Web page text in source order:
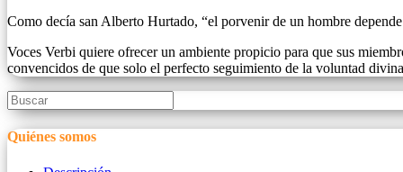
Como decía san Alberto Hurtado, “el porvenir de un hombre
Voces Verbi quiere ofrecer un ambiente propicio para que sus
convencidos de que solo el perfecto seguimiento de la voluntad
Quiénes somos